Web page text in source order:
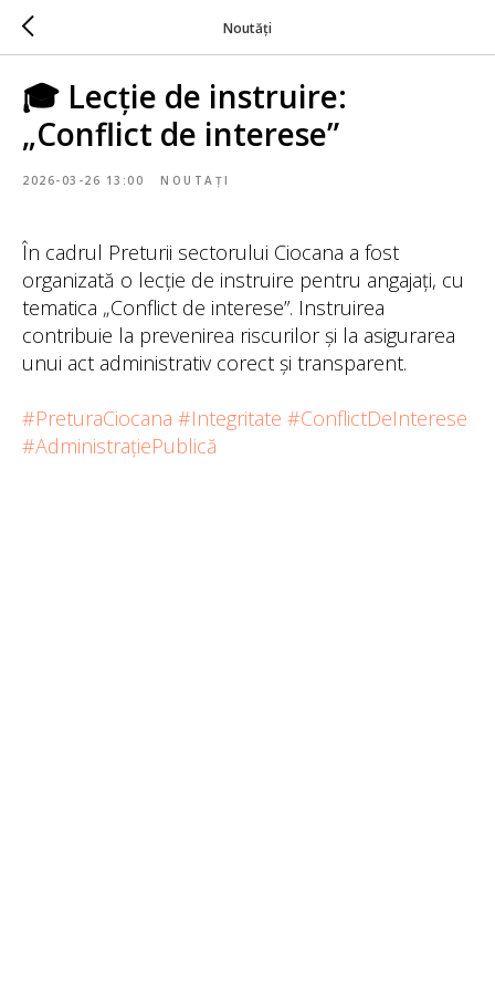
Noutăți
🎓 Lecție de instruire:
„Conflict de interese”
2026-03-26 13:00 NOUTAȚI
În cadrul Preturii sectorului Ciocana a fost
organizată o lecție de instruire pentru angajați, cu
tematica „Conflict de interese”. Instruirea
contribuie la prevenirea riscurilor și la asigurarea
unui act administrativ corect și transparent.
#PreturaCiocana #Integritate #ConflictDeInterese
#AdministrațiePublică